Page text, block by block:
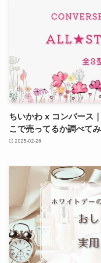
ちいかわ x コンバース
こで売ってるか調べて
2025-02-26